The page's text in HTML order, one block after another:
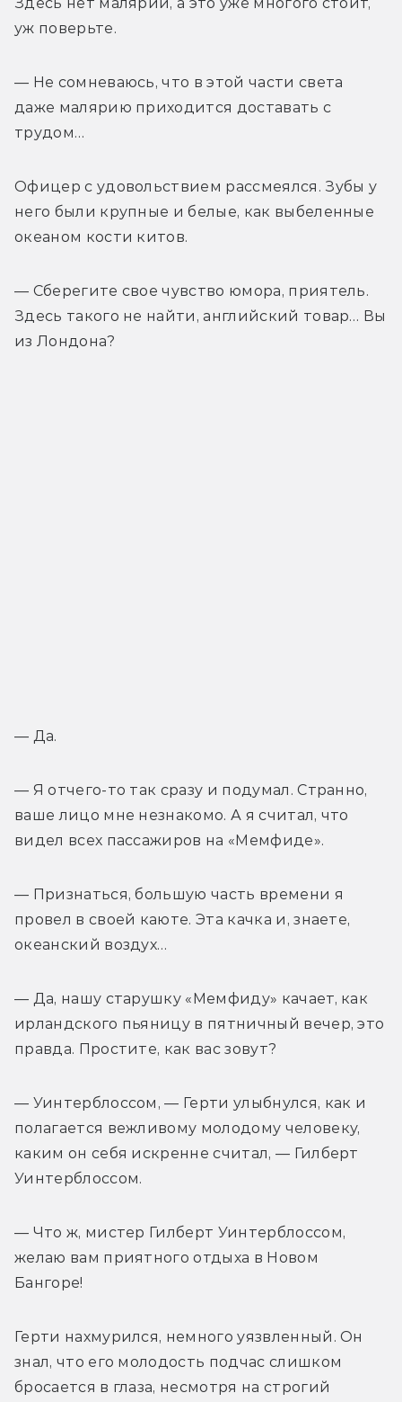
уж поверьте.
— Не сомневаюсь, что в этой части света
даже малярию приходится доставать с
трудом…
Офицер с удовольствием рассмеялся. Зубы у
него были крупные и белые, как выбеленные
океаном кости китов.
— Сберегите свое чувство юмора, приятель.
Здесь такого не найти, английский товар… Вы
из Лондона?
— Да.
— Я отчего-то так сразу и подумал. Странно,
ваше лицо мне незнакомо. А я считал, что
видел всех пассажиров на «Мемфиде».
— Признаться, большую часть времени я
провел в своей каюте. Эта качка и, знаете,
океанский воздух…
— Да, нашу старушку «Мемфиду» качает, как
ирландского пьяницу в пятничный вечер, это
правда. Простите, как вас зовут?
— Уинтерблоссом, — Герти улыбнулся, как и
полагается вежливому молодому человеку,
каким он себя искренне считал, — Гилберт
Уинтерблоссом.
— Что ж, мистер Гилберт Уинтерблоссом,
желаю вам приятного отдыха в Новом
Бангоре!
Герти нахмурился, немного уязвленный. Он
знал, что его молодость подчас слишком
бросается в глаза, несмотря на строгий